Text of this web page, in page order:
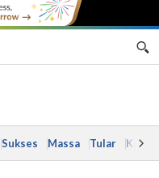
Sukses Massa Tular Kes